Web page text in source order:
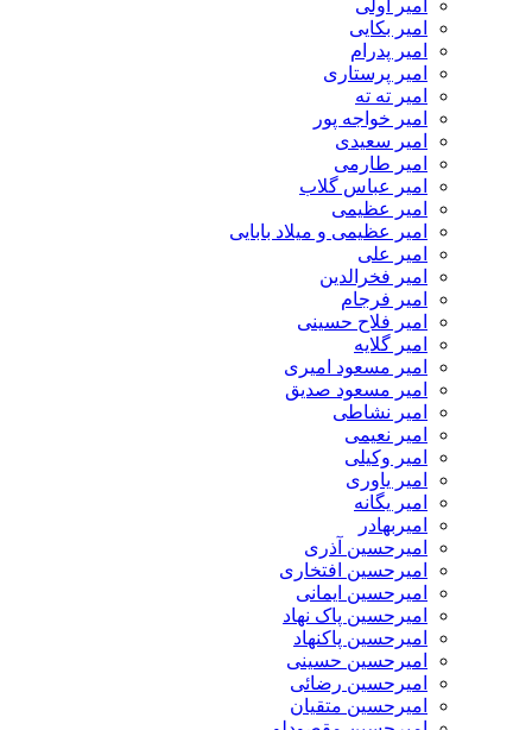
امیر اولی
امیر بکایی
امیر پدرام
امیر پرستاری
امیر ته ته
امیر خواجه پور
امیر سعیدی
امیر طارمی
امیر عباس گلاب
امیر عظیمی
امیر عظیمی و میلاد بابایی
امیر علی
امیر فخرالدین
امیر فرجام
امیر فلاح حسینی
امیر گلایه
امیر مسعود امیری
امیر مسعود صدیق
امیر نشاطی
امیر نعیمی
امیر وکیلی
امیر یاوری
امیر یگانه
امیربهادر
امیرحسین آذری
امیرحسین افتخاری
امیرحسین ایمانی
امیرحسین پاک نهاد
امیرحسین پاکنهاد
امیرحسین حسینی
امیرحسین رضائی
امیرحسین متقیان